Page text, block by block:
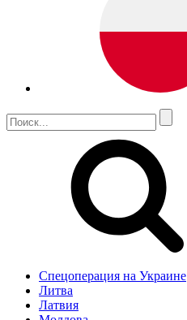
Спецоперация на Украине
Литва
Латвия